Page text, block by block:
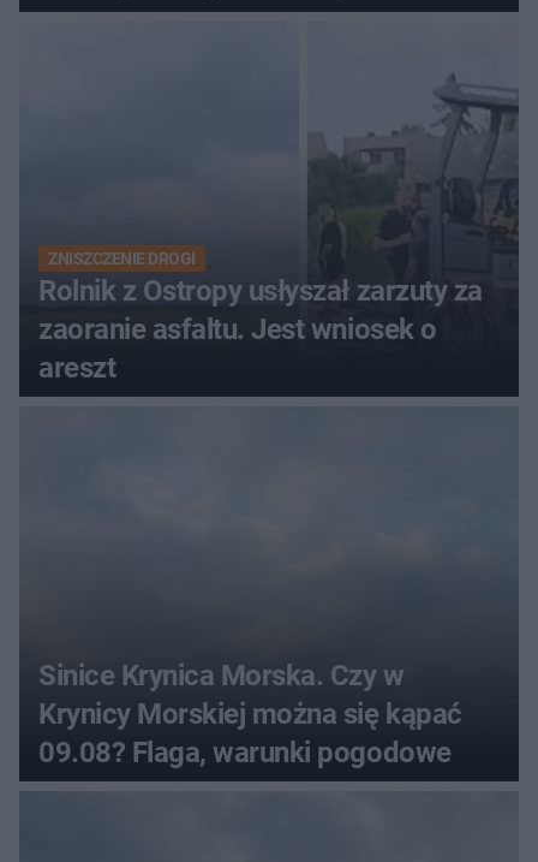
ich losach zdecyduje sąd
ZNISZCZENIE DROGI
Rolnik z Ostropy usłyszał zarzuty za
zaoranie asfaltu. Jest wniosek o
areszt
Sinice Krynica Morska. Czy w
Krynicy Morskiej można się kąpać
09.08? Flaga, warunki pogodowe